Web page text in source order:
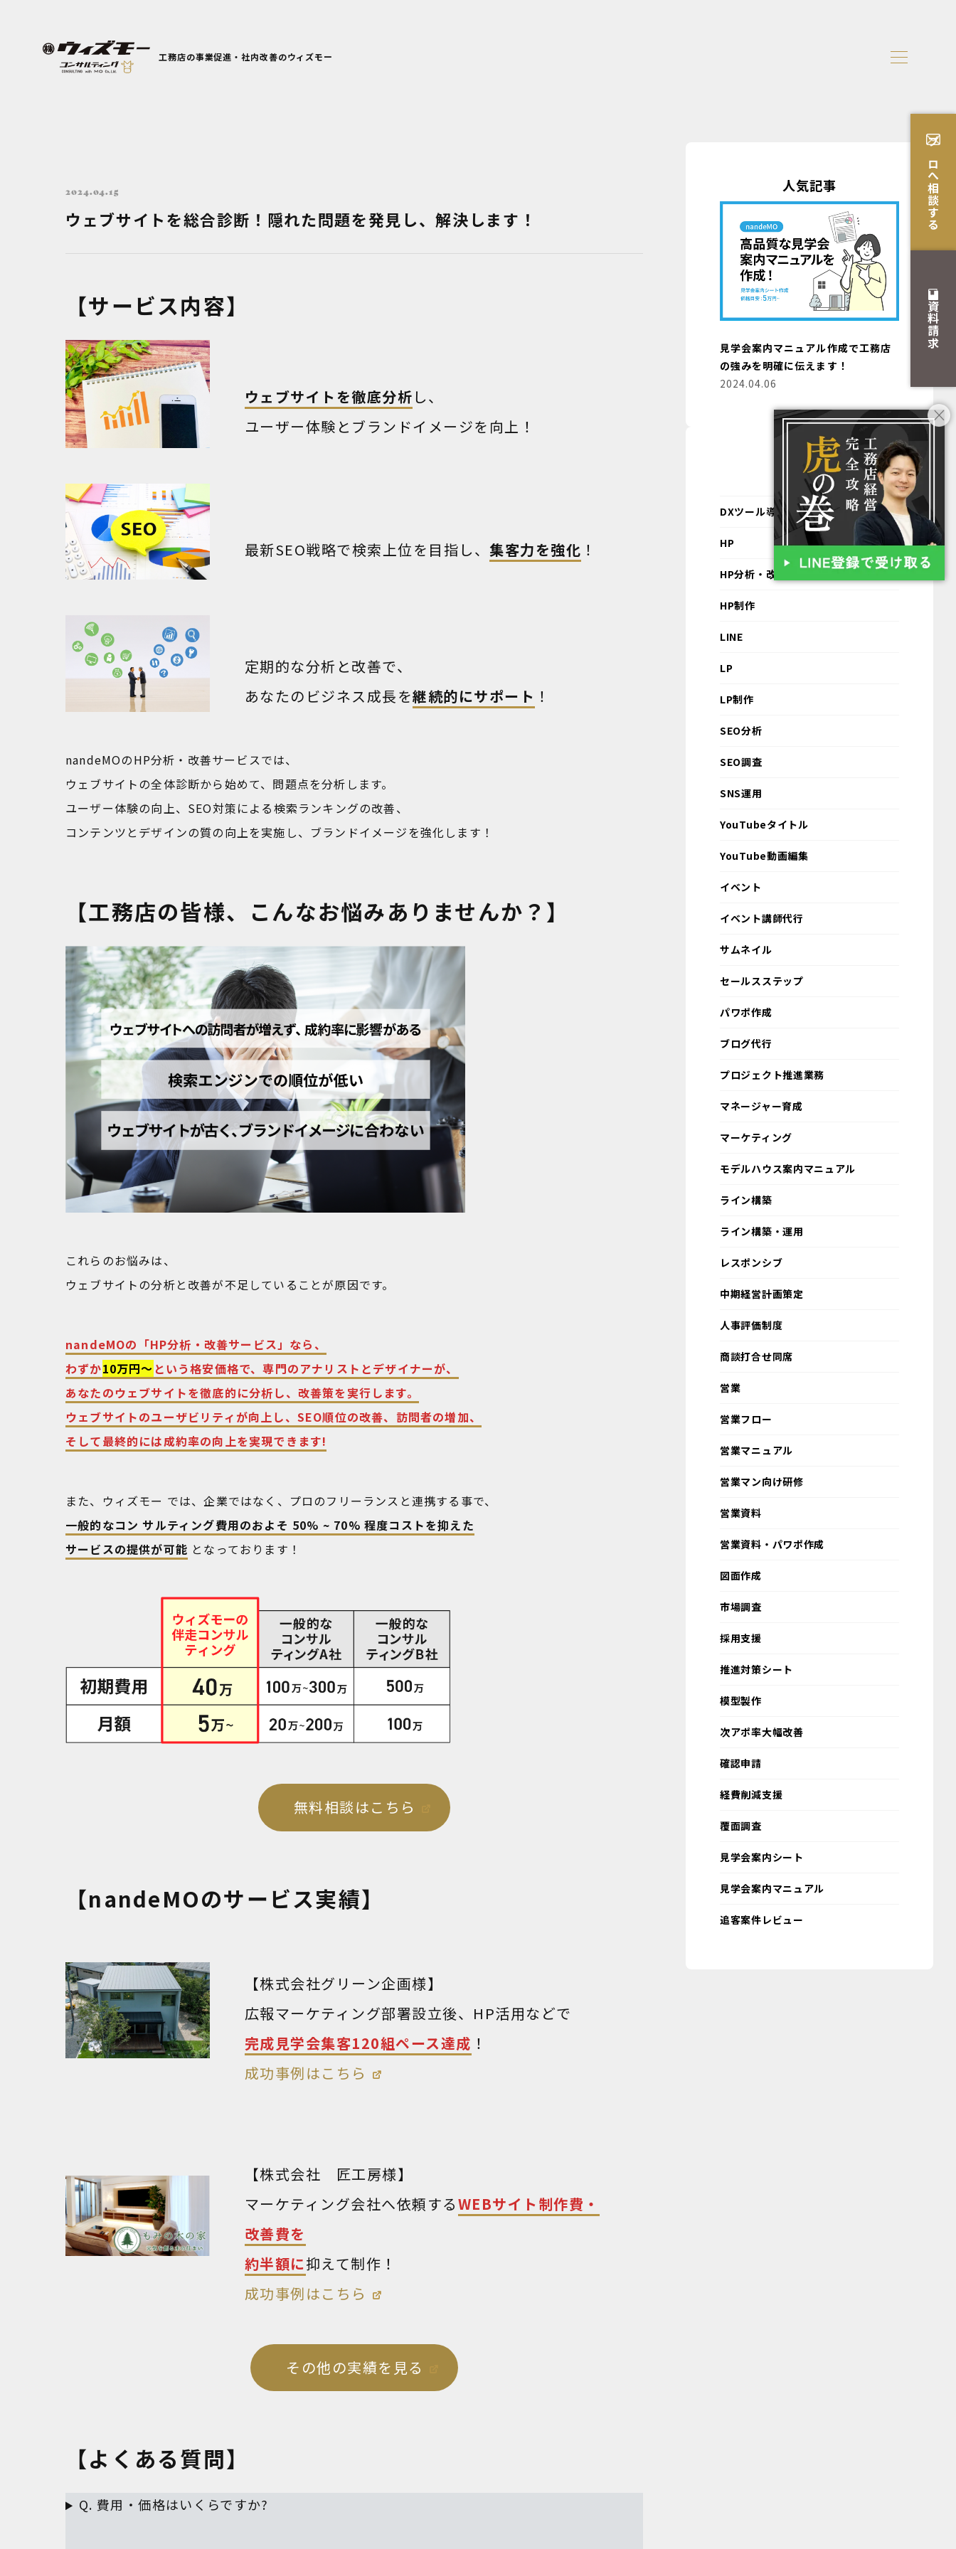
工務店の事業促進・社内改善のウィズモー
2024.04.15
ウェブサイトを総合診断！隠れた問題を発見し、解決します！
【サービス内容】
ウェブサイトを徹底分析 し、
ユーザー体験とブランドイメージを向上！
最新SEO戦略で検索上位を目指し、集客力を強化 ！
定期的な分析と改善で、
あなたのビジネス成長を継続的にサポート ！
nandeMOのHP分析・改善サービスでは、
ウェブサイトの全体診断から始めて、問題点を分析します。
ユーザー体験の向上、SEO対策による検索ランキングの改善、
コンテンツとデザインの質の向上を実施し、ブランドイメージを強化します！
【工務店の皆様、こんなお悩みありませんか？】
これらのお悩みは、
ウェブサイトの分析と改善が不足していることが原因です。
nandeMOの「HP分析・改善サービス」なら、
わずか10万円〜 という格安価格で、専門のアナリストとデザイナーが、
あなたのウェブサイトを徹底的に分析し、改善策を実行します。
ウェブサイトのユーザビリティが向上し、SEO順位の改善、訪問者の増加、
そして最終的には成約率の向上を実現できます!
また、ウィズモー では、企業ではなく、プロのフリーランスと連携する事で、
一般的なコン サルティング費用のおよそ 50% ~ 70% 程度コストを抑えた
サービスの提供が可能 となっております！
無料相談はこちら
【nandeMOのサービス実績】
【株式会社グリーン企画様】
広報マーケティング部署設立後、HP活用などで
完成見学会集客120組ペース達成 ！
成功事例はこちら
【株式会社 匠工房様】
マーケティング会社へ依頼するWEBサイト制作費・
改善費を
約半額に抑えて制作！
成功事例はこちら
その他の実績を見る
【よくある質問】
Q. 費用・価格はいくらですか?
人気記事
見学会案内マニュアル作成で工務店
の強みを明確に伝えます！
2024.04.06
カテゴリ
DXツール導入支援
HP
HP分析・改善
HP制作
LINE
LP
LP制作
SEO分析
SEO調査
SNS運用
YouTubeタイトル
YouTube動画編集
イベント
イベント講師代行
サムネイル
セールスステップ
パワポ作成
ブログ代行
プロジェクト推進業務
マネージャー育成
マーケティング
モデルハウス案内マニュアル
ライン構築
ライン構築・運用
レスポンシブ
中期経営計画策定
人事評価制度
商談打合せ同席
営業
営業フロー
営業マニュアル
営業マン向け研修
営業資料
営業資料・パワポ作成
図面作成
市場調査
採用支援
推進対策シート
模型製作
次アポ率大幅改善
確認申請
経費削減支援
覆面調査
見学会案内シート
見学会案内マニュアル
追客案件レビュー
プロへ相談する
資料請求